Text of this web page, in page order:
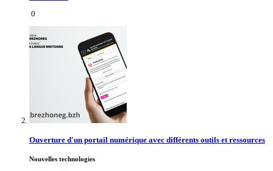
0
Ouverture d'un portail numérique avec différents outils et ressources
Nouvelles technologies